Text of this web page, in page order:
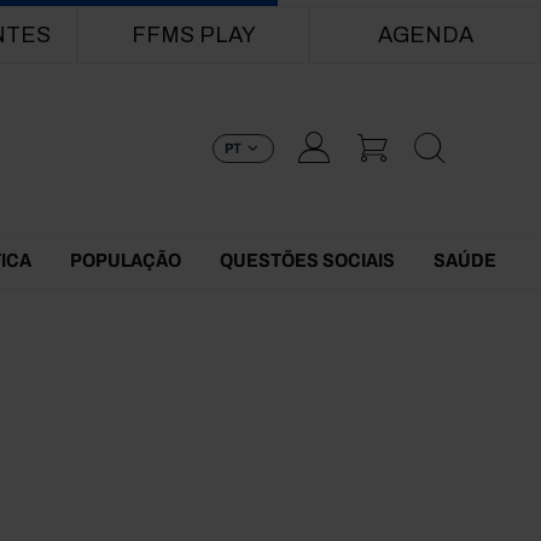
FFMS PLAY AGENDA
PT
POPULAÇÃO QUESTÕES SOCIAIS SAÚDE